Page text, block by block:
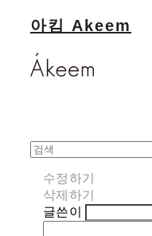
아킴 Akeem
수정하기
삭제하기
글쓴이